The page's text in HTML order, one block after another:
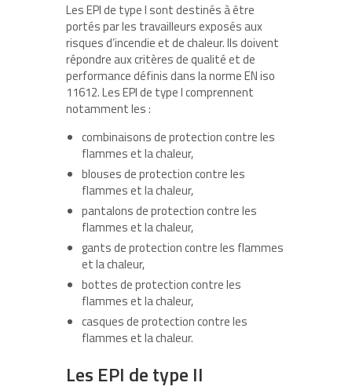
Les EPI de type I sont destinés à être
portés par les travailleurs exposés aux
risques d’incendie et de chaleur. Ils doivent
répondre aux critères de qualité et de
performance définis dans la norme EN iso
11612. Les EPI de type I comprennent
notamment les :
combinaisons de protection contre les
flammes et la chaleur,
blouses de protection contre les
flammes et la chaleur,
pantalons de protection contre les
flammes et la chaleur,
gants de protection contre les flammes
et la chaleur,
bottes de protection contre les
flammes et la chaleur,
casques de protection contre les
flammes et la chaleur.
Les EPI de type II